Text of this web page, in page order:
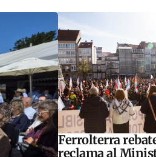
Ferrolterra
reclama al